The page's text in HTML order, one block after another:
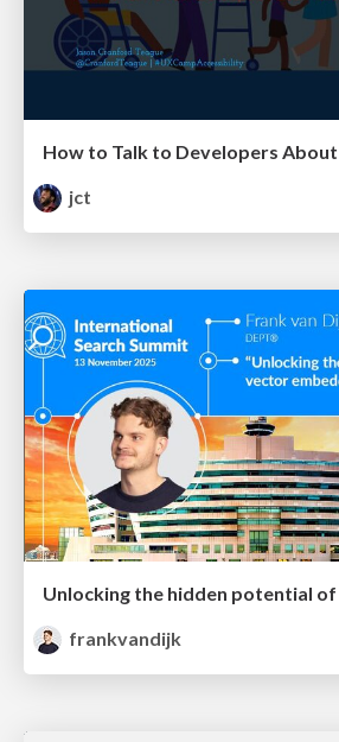
How to Talk to Developers
jct
frankvandijk